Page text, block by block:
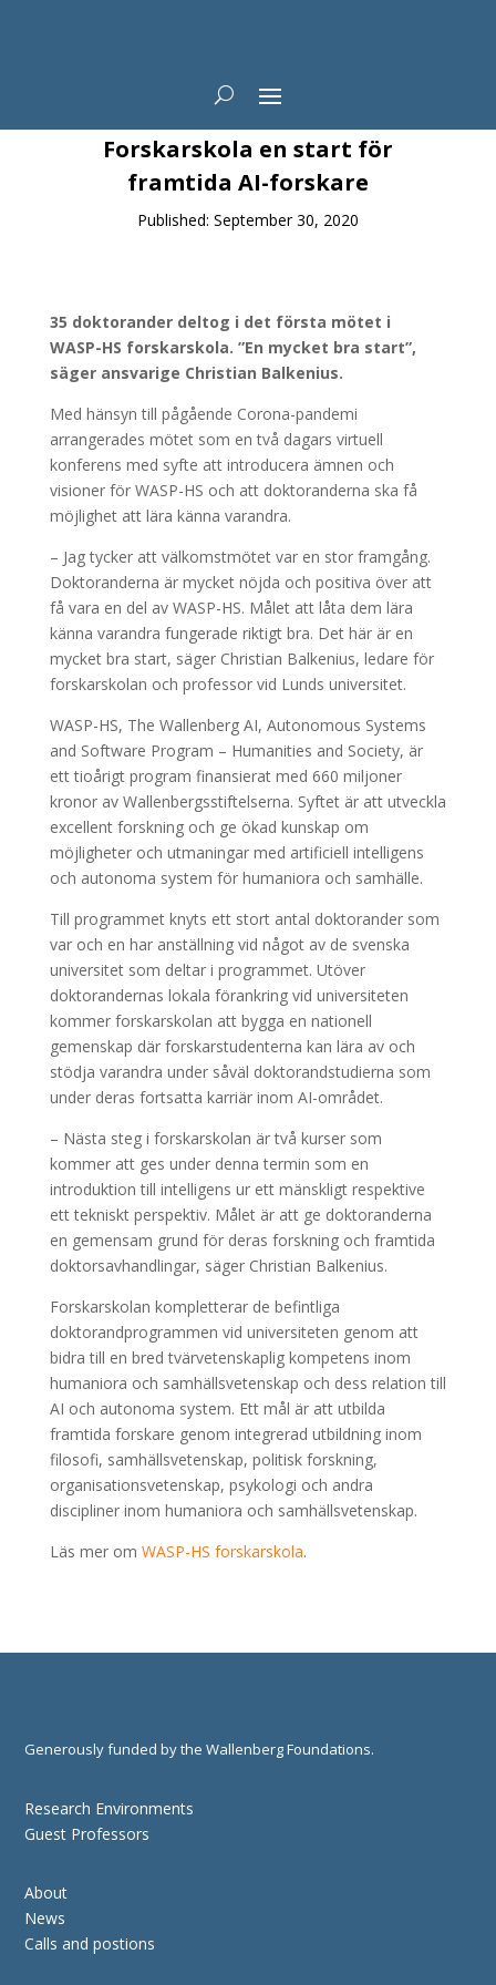
News
Forskarskola en start för
framtida AI-forskare
Published: September 30, 2020
35 doktorander deltog i det första mötet i
WASP-HS forskarskola. ”En mycket bra start”,
säger ansvarige Christian Balkenius.
Med hänsyn till pågående Corona-pandemi
arrangerades mötet som en två dagars virtuell
konferens med syfte att introducera ämnen och
visioner för WASP-HS och att doktoranderna ska få
möjlighet att lära känna varandra.
– Jag tycker att välkomstmötet var en stor framgång.
Doktoranderna är mycket nöjda och positiva över att
få vara en del av WASP-HS. Målet att låta dem lära
känna varandra fungerade riktigt bra. Det här är en
mycket bra start, säger Christian Balkenius, ledare för
forskarskolan och professor vid Lunds universitet.
WASP-HS, The Wallenberg AI, Autonomous Systems
and Software Program – Humanities and Society, är
ett tioårigt program finansierat med 660 miljoner
kronor av Wallenbergsstiftelserna. Syftet är att utveckla
excellent forskning och ge ökad kunskap om
möjligheter och utmaningar med artificiell intelligens
och autonoma system för humaniora och samhälle.
Till programmet knyts ett stort antal doktorander som
var och en har anställning vid något av de svenska
universitet som deltar i programmet. Utöver
doktorandernas lokala förankring vid universiteten
kommer forskarskolan att bygga en nationell
gemenskap där forskarstudenterna kan lära av och
stödja varandra under såväl doktorandstudierna som
under deras fortsatta karriär inom AI-området.
– Nästa steg i forskarskolan är två kurser som
kommer att ges under denna termin som en
introduktion till intelligens ur ett mänskligt respektive
ett tekniskt perspektiv. Målet är att ge doktoranderna
en gemensam grund för deras forskning och framtida
doktorsavhandlingar, säger Christian Balkenius.
Forskarskolan kompletterar de befintliga
doktorandprogrammen vid universiteten genom att
bidra till en bred tvärvetenskaplig kompetens inom
humaniora och samhällsvetenskap och dess relation till
AI och autonoma system. Ett mål är att utbilda
framtida forskare genom integrerad utbildning inom
filosofi, samhällsvetenskap, politisk forskning,
organisationsvetenskap, psykologi och andra
discipliner inom humaniora och samhällsvetenskap.
Läs mer om WASP-HS forskarskola.
Generously funded by the Wallenberg Foundations.
Research Environments
Guest Professors
About
News
Calls and postions